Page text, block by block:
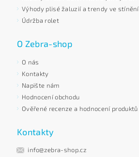
Výhody plisé žaluzií a trendy ve stínění
Údržba rolet
O Zebra-shop
O nás
Kontakty
Napište nám
Hodnocení obchodu
Ověřené recenze a hodnocení produktů
Kontakty
info@zebra-shop.cz